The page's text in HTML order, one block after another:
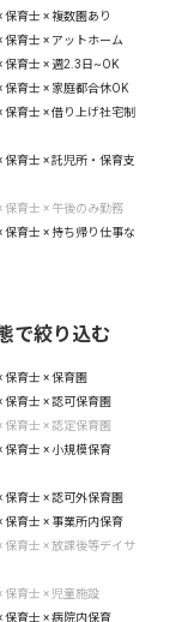
保育士 × 複数園あり
保育士 × アットホーム
保育士 × 週2.3日~OK
保育士 × 家庭都合休OK
保育士 × 借り上げ社宅制
保育士 × 託児所・保育支
保育士 × 午後のみ勤務
保育士 × 持ち帰り仕事な
で絞り込む
保育士 × 保育園
保育士 × 認可保育園
保育士 × 認定保育園
保育士 × 小規模保育
保育士 × 認可外保育園
保育士 × 事業所内保育
保育士 × 放課後等デイサ
保育士 × 児童施設
保育士 × 病院内保育